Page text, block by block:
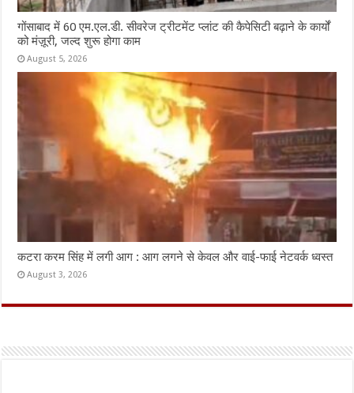
गोंसाबाद में 60 एम.एल.डी. सीवरेज ट्रीटमेंट प्लांट की कैपेसिटी बढ़ाने के कार्यों
को मंज़ूरी, जल्द शुरू होगा काम
August 5, 2026
कटरा करम सिंह में लगी आग : आग लगने से केवल और वाई-फाई नेटवर्क ध्वस्त
August 3, 2026